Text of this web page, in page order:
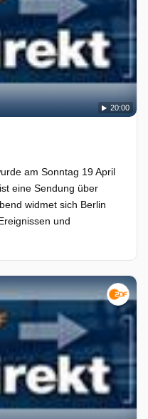
20:00
am Sonntag 19 April
eine Sendung über
widmet sich Berlin
und